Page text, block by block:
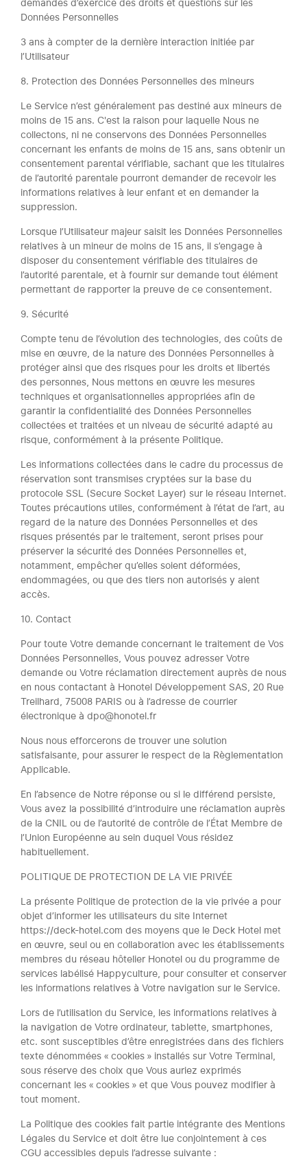
demandes d’exercice des droits et questions sur les
Données Personnelles
3 ans à compter de la dernière interaction initiée par
l’Utilisateur
8. Protection des Données Personnelles des mineurs
Le Service n’est généralement pas destiné aux mineurs de
moins de 15 ans. C'est la raison pour laquelle Nous ne
collectons, ni ne conservons des Données Personnelles
concernant les enfants de moins de 15 ans, sans obtenir un
consentement parental vérifiable, sachant que les titulaires
de l’autorité parentale pourront demander de recevoir les
informations relatives à leur enfant et en demander la
suppression.
Lorsque l’Utilisateur majeur saisit les Données Personnelles
relatives à un mineur de moins de 15 ans, il s’engage à
disposer du consentement vérifiable des titulaires de
l’autorité parentale, et à fournir sur demande tout élément
permettant de rapporter la preuve de ce consentement.
9. Sécurité
Compte tenu de l’évolution des technologies, des coûts de
mise en œuvre, de la nature des Données Personnelles à
protéger ainsi que des risques pour les droits et libertés
des personnes, Nous mettons en œuvre les mesures
techniques et organisationnelles appropriées afin de
garantir la confidentialité des Données Personnelles
collectées et traitées et un niveau de sécurité adapté au
risque, conformément à la présente Politique.
Les informations collectées dans le cadre du processus de
réservation sont transmises cryptées sur la base du
protocole SSL (Secure Socket Layer) sur le réseau Internet.
Toutes précautions utiles, conformément à l’état de l’art, au
regard de la nature des Données Personnelles et des
risques présentés par le traitement, seront prises pour
préserver la sécurité des Données Personnelles et,
notamment, empêcher qu’elles soient déformées,
endommagées, ou que des tiers non autorisés y aient
accès.
10. Contact
Pour toute Votre demande concernant le traitement de Vos
Données Personnelles, Vous pouvez adresser Votre
demande ou Votre réclamation directement auprès de nous
en nous contactant à Honotel Développement SAS, 20 Rue
Treilhard, 75008 PARIS ou à l’adresse de courrier
électronique à dpo@honotel.fr
Nous nous efforcerons de trouver une solution
satisfaisante, pour assurer le respect de la Règlementation
Applicable.
En l’absence de Notre réponse ou si le différend persiste,
Vous avez la possibilité d’introduire une réclamation auprès
de la CNIL ou de l’autorité de contrôle de l’État Membre de
l’Union Européenne au sein duquel Vous résidez
habituellement.
POLITIQUE DE PROTECTION DE LA VIE PRIVÉE
La présente Politique de protection de la vie privée a pour
objet d’informer les utilisateurs du site Internet
https://deck-hotel.com des moyens que le Deck Hotel met
en œuvre, seul ou en collaboration avec les établissements
membres du réseau hôtelier Honotel ou du programme de
services labélisé Happyculture, pour consulter et conserver
les informations relatives à Votre navigation sur le Service.
Lors de l’utilisation du Service, les informations relatives à
la navigation de Votre ordinateur, tablette, smartphones,
etc. sont susceptibles d’être enregistrées dans des fichiers
texte dénommées « cookies » installés sur Votre Terminal,
sous réserve des choix que Vous auriez exprimés
concernant les « cookies » et que Vous pouvez modifier à
tout moment.
La Politique des cookies fait partie intégrante des Mentions
Légales du Service et doit être lue conjointement à ces
CGU accessibles depuis l’adresse suivante :